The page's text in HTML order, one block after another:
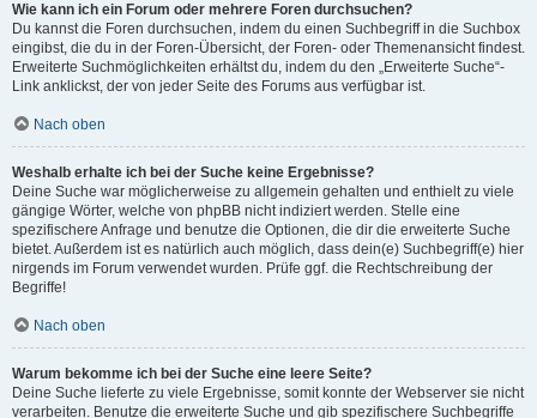
Wie kann ich ein Forum oder mehrere Foren durchsuchen?
Du kannst die Foren durchsuchen, indem du einen Suchbegriff in die Suchbox
eingibst, die du in der Foren-Übersicht, der Foren- oder Themenansicht findest.
Erweiterte Suchmöglichkeiten erhältst du, indem du den „Erweiterte Suche“-
Link anklickst, der von jeder Seite des Forums aus verfügbar ist.
Nach oben
Weshalb erhalte ich bei der Suche keine Ergebnisse?
Deine Suche war möglicherweise zu allgemein gehalten und enthielt zu viele
gängige Wörter, welche von phpBB nicht indiziert werden. Stelle eine
spezifischere Anfrage und benutze die Optionen, die dir die erweiterte Suche
bietet. Außerdem ist es natürlich auch möglich, dass dein(e) Suchbegriff(e) hier
nirgends im Forum verwendet wurden. Prüfe ggf. die Rechtschreibung der
Begriffe!
Nach oben
Warum bekomme ich bei der Suche eine leere Seite?
Deine Suche lieferte zu viele Ergebnisse, somit konnte der Webserver sie nicht
verarbeiten. Benutze die erweiterte Suche und gib spezifischere Suchbegriffe